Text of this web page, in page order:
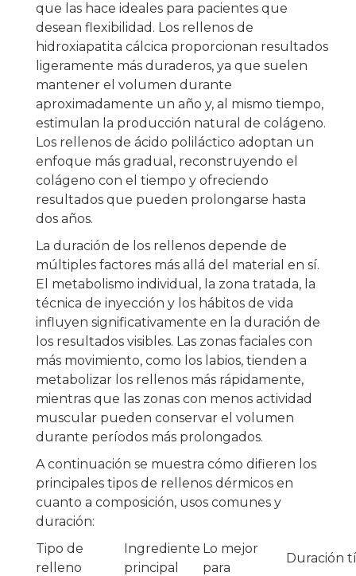
que las hace ideales para pacientes que
desean flexibilidad. Los rellenos de
hidroxiapatita cálcica proporcionan resultados
ligeramente más duraderos, ya que suelen
mantener el volumen durante
aproximadamente un año y, al mismo tiempo,
estimulan la producción natural de colágeno.
Los rellenos de ácido poliláctico adoptan un
enfoque más gradual, reconstruyendo el
colágeno con el tiempo y ofreciendo
resultados que pueden prolongarse hasta
dos años.
La duración de los rellenos depende de
múltiples factores más allá del material en sí.
El metabolismo individual, la zona tratada, la
técnica de inyección y los hábitos de vida
influyen significativamente en la duración de
los resultados visibles. Las zonas faciales con
más movimiento, como los labios, tienden a
metabolizar los rellenos más rápidamente,
mientras que las zonas con menos actividad
muscular pueden conservar el volumen
durante períodos más prolongados.
A continuación se muestra cómo difieren los
principales tipos de rellenos dérmicos en
cuanto a composición, usos comunes y
duración:
Tipo de
relleno
Ingrediente
principal
Lo mejor
para
Duración